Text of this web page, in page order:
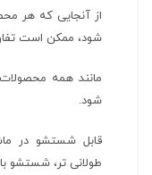
از آنجایی که هر
شود، ممکن است
مانند همه
شود.
قابل شستشو در
طولانی تر،